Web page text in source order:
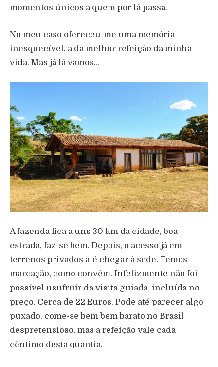
momentos únicos a quem por lá passa.
No meu caso ofereceu-me uma memória
inesquecível, a da melhor refeição da minha
vida. Mas já lá vamos…
A fazenda fica a uns 30 km da cidade, boa
estrada, faz-se bem. Depois, o acesso já em
terrenos privados até chegar à sede. Temos
marcação, como convém. Infelizmente não foi
possível usufruir da visita guiada, incluída no
preço. Cerca de 22 Euros. Pode até parecer algo
puxado, come-se bem bem barato no Brasil
despretensioso, mas a refeição vale cada
cêntimo desta quantia.